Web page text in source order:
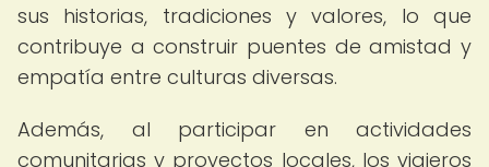
sus historias, tradiciones y valores, lo que
contribuye a construir puentes de amistad y
empatía entre culturas diversas.
Además, al participar en actividades
comunitarias y proyectos locales, los viajeros